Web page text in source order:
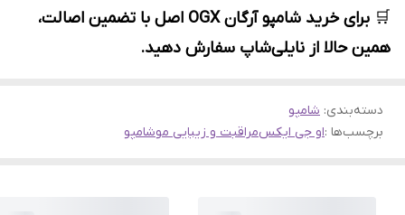
🛒
برای خرید شامپو آرگان OGX اصل با تضمین اصالت،
همین حالا از نایلی‌شاپ سفارش دهید.
دسته‌بندی: شامپو
برچسب‌ها :او جی ایکسمراقبت و زیبایی موشامپو